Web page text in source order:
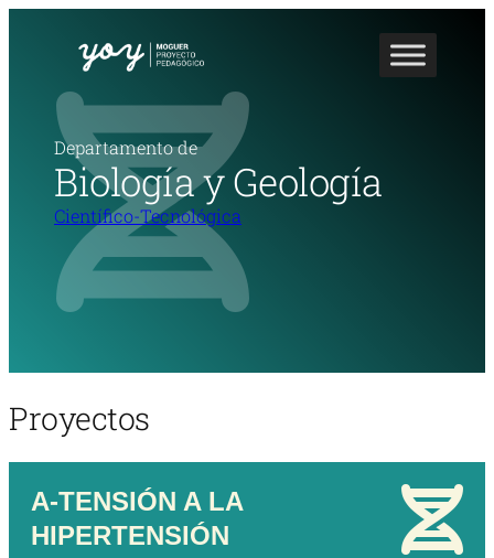
Departamento de
Biología y Geología
Científico-Tecnológica
Proyectos
A-TENSIÓN A LA
HIPERTENSIÓN